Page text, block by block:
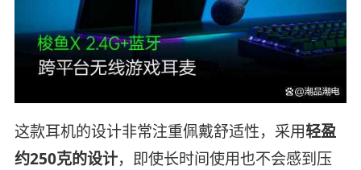
这款耳机的设计非常注重佩戴舒适性，采用轻盈
约250克的设计，即使长时间使用也不会感到压